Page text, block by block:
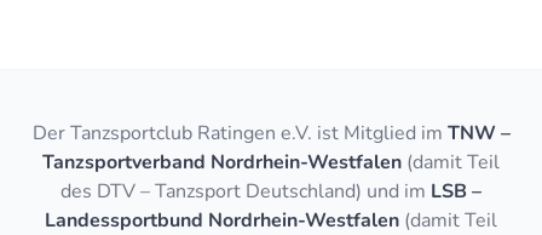
Der Tanzsportclub Ratingen e.V. ist Mitglied im TNW –
Tanzsportverband Nordrhein-Westfalen (damit Teil
des DTV – Tanzsport Deutschland) und im LSB –
Landessportbund Nordrhein-Westfalen (damit Teil